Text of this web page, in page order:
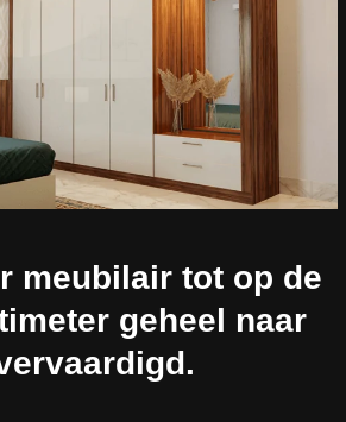
meubilair tot op de
geheel naar